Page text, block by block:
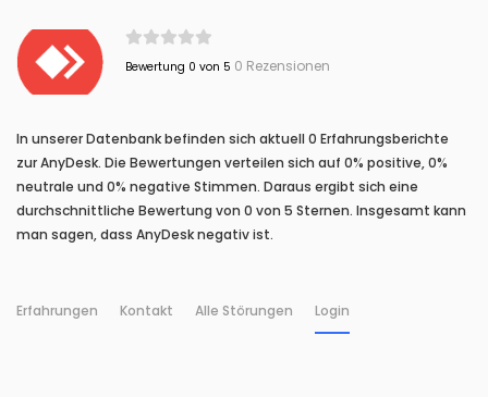
Bewertung 0 von 5 0 Rezensionen
In unserer Datenbank befinden sich aktuell 0 Erfahrungsberichte
zur AnyDesk. Die Bewertungen verteilen sich auf 0% positive, 0%
neutrale und 0% negative Stimmen. Daraus ergibt sich eine
durchschnittliche Bewertung von 0 von 5 Sternen. Insgesamt kann
man sagen, dass AnyDesk negativ ist.
Erfahrungen Kontakt Alle Störungen Login